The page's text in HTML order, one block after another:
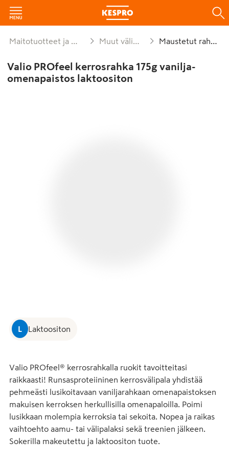
Maitotuotteet ja munat Muut välipalat Maustetut rahkat
Valio PROfeel kerrosrahka 175g vanilja-
omenapaistos laktoositon
L Laktoositon
Valio PROfeel® kerrosrahkalla ruokit tavoitteitasi
raikkaasti! Runsasproteiininen kerrosvälipala yhdistää
pehmeästi lusikoitavaan vaniljarahkaan omenapaistoksen
makuisen kerroksen herkullisilla omenapaloilla. Poimi
lusikkaan molempia kerroksia tai sekoita. Nopea ja raikas
vaihtoehto aamu- tai välipalaksi sekä treenien jälkeen.
Sokerilla makeutettu ja laktoositon tuote.